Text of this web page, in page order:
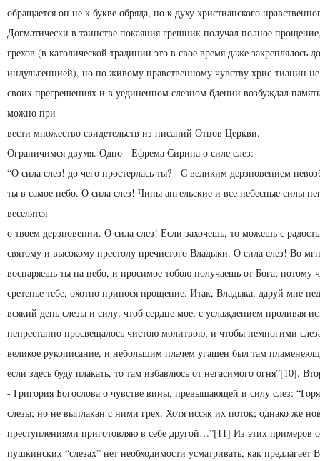
обращается он не к букве обряда, но к духу христианского
Догматически в таинстве покаяния грешник получал полное
грехов (в католической традиции это в свое время даже закреплялось
индульгенцией), но по живому нравственному чувству хрис-тианин
своих прегрешениях и в уединенном слезном бдении возбуждал
можно при-
вести множество свидетельств из писаний Отцов Церкви.
Ограничимся двумя. Одно - Ефрема Сирина о силе слез:
“О сила слез! до чего простерлась ты? - С великим дерзновением
ты в самое небо. О сила слез! Чи­ны ангельские и все небесные силы
веселятся
о твоем дерзновении. О сила слез! Если захочешь, то можешь с
святому и высокому престолу пречистого Владыки. О сила слез! Во
воспаряешь ты на небо, и просимое тобою получаешь от Бога; потому
сретенье тебе, охотно принося прощение. Итак, Владыка, даруй мне
всякий день слезы и силу, чтоб сердце мое, с услаждением проливая
непрестанно просвещалось чистою молитвою, и что­бы немногими
великое рукописание, и небольшим плачем угашен был там
если здесь буду плакать, то там избавлюсь от негасимого огня”[10].
- Григория Богослова о чувстве вины, превышающей и силу слез:
слезы; но не выплакан с ними грех. Хотя иссяк их поток; однако же
преступлениями приготовляю в себе другой…”[11] Из этих примеров
пушкинских “слезах” нет необходимости усматривать, как